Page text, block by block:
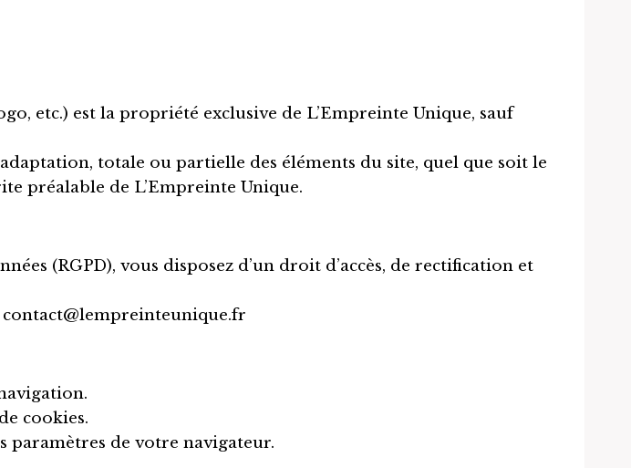
etc.) est la propriété exclusive de L’Empreinte Unique, sauf
totale ou partielle des éléments du site, quel que soit le
préalable de L’Empreinte Unique.
(RGPD), vous disposez d’un droit d’accès, de rectification et
contact@lempreinteunique.fr
cookies.
paramètres de votre navigateur.